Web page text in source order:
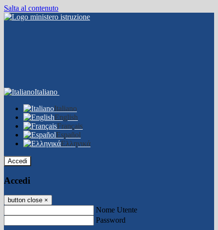
Salta al contenuto
Italiano
Italiano
English
Français
Español
Ελληνικά
Accedi
Accedi
button close ×
Nome Utente
Password